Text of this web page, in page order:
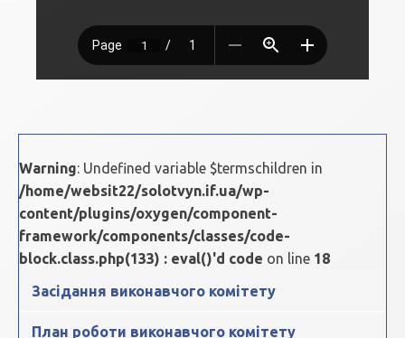
Warning: Undefined variable $termschildren in
/home/websit22/solotvyn.if.ua/wp-
content/plugins/oxygen/component-
framework/components/classes/code-
block.class.php(133) : eval()'d code on line 18
Засідання виконавчого комітету
План роботи виконавчого комітету